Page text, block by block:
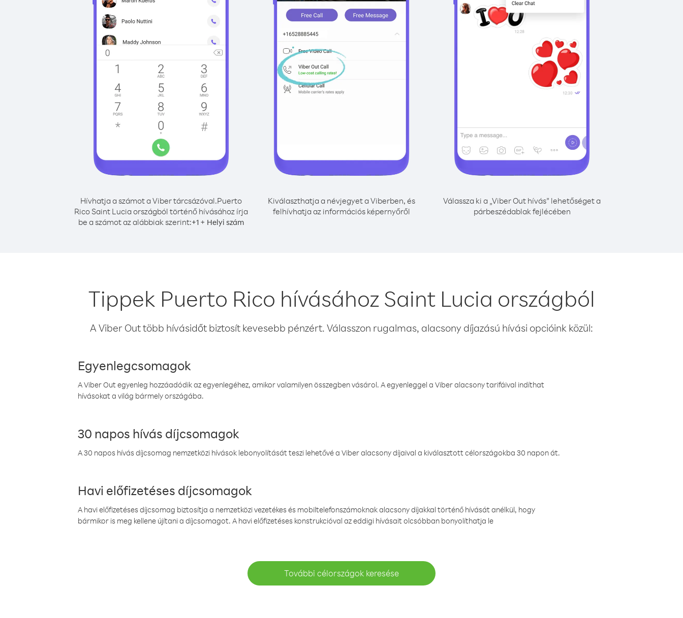
Hívhatja a számot a Viber tárcsázóval.Puerto
Rico Saint Lucia országból történő hívásához írja
be a számot az alábbiak szerint:+1 + Helyi szám
Kiválaszthatja a névjegyet a Viberben, és
felhívhatja az információs képernyőről
Válassza ki a „Viber Out hívás” lehetőséget a
párbeszédablak fejlécében
Tippek Puerto Rico hívásához Saint Lucia országból
A Viber Out több hívásidőt biztosít kevesebb pénzért. Válasszon rugalmas, alacsony díjazású hívási opcióink közül:
Egyenlegcsomagok
A Viber Out egyenleg hozzáadódik az egyenlegéhez, amikor valamilyen összegben vásárol. A egyenleggel a Viber alacsony tarifáival indíthat
hívásokat a világ bármely országába.
30 napos hívás díjcsomagok
A 30 napos hívás díjcsomag nemzetközi hívások lebonyolítását teszi lehetővé a Viber alacsony díjaival a kiválasztott célországokba 30 napon át.
Havi előfizetéses díjcsomagok
A havi előfizetéses díjcsomag biztosítja a nemzetközi vezetékes és mobiltelefonszámoknak alacsony díjakkal történő hívását anélkül, hogy
bármikor is meg kellene újítani a díjcsomagot. A havi előfizetéses konstrukcióval az eddigi hívásait olcsóbban bonyolíthatja le
További célországok keresése